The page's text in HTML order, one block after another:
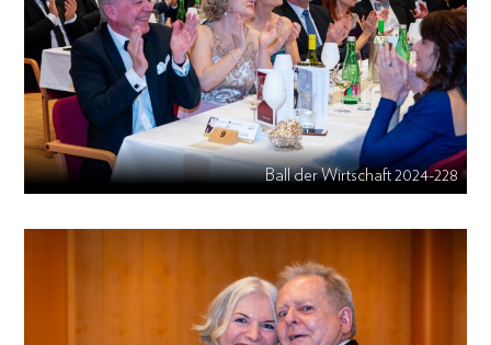
Ball der Wirtschaft 2024-228